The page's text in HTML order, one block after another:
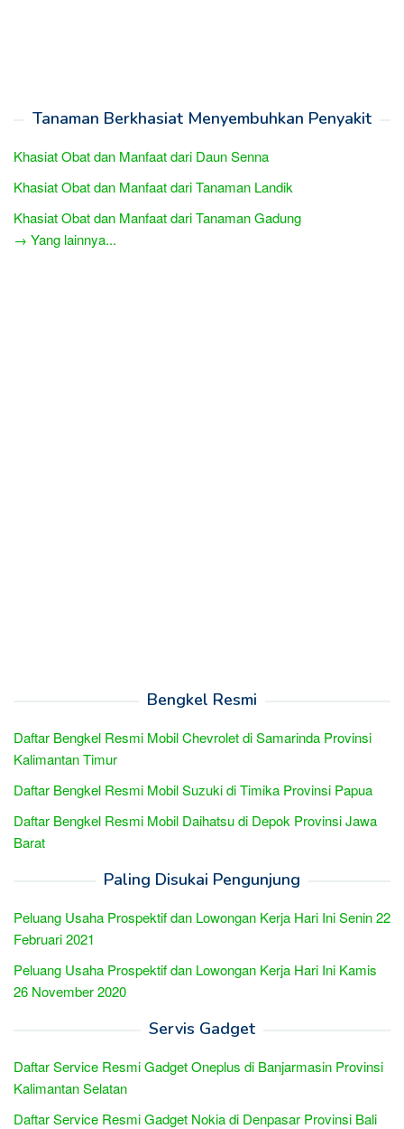
Tanaman Berkhasiat Menyembuhkan Penyakit
Khasiat Obat dan Manfaat dari Daun Senna
Khasiat Obat dan Manfaat dari Tanaman Landik
Khasiat Obat dan Manfaat dari Tanaman Gadung
→ Yang lainnya...
Bengkel Resmi
Daftar Bengkel Resmi Mobil Chevrolet di Samarinda Provinsi
Kalimantan Timur
Daftar Bengkel Resmi Mobil Suzuki di Timika Provinsi Papua
Daftar Bengkel Resmi Mobil Daihatsu di Depok Provinsi Jawa
Barat
Paling Disukai Pengunjung
Peluang Usaha Prospektif dan Lowongan Kerja Hari Ini Senin 22
Februari 2021
Peluang Usaha Prospektif dan Lowongan Kerja Hari Ini Kamis
26 November 2020
Servis Gadget
Daftar Service Resmi Gadget Oneplus di Banjarmasin Provinsi
Kalimantan Selatan
Daftar Service Resmi Gadget Nokia di Denpasar Provinsi Bali